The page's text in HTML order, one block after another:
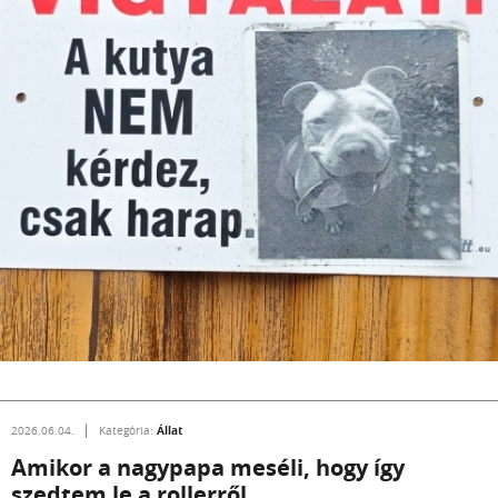
2026.06.04. Kategória: Állat
Amikor a nagypapa meséli, hogy így